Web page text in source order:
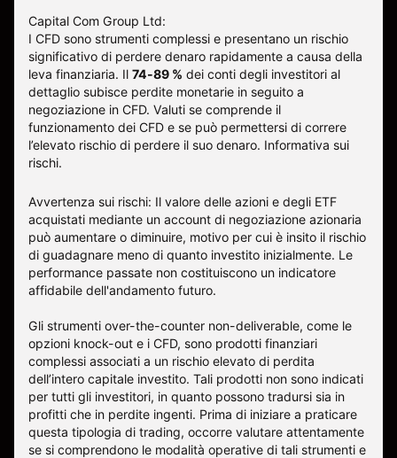
Capital Com Group Ltd:
I CFD sono strumenti complessi e presentano un rischio
significativo di perdere denaro rapidamente a causa della
leva finanziaria. Il 74-89 % dei conti degli investitori al
dettaglio subisce perdite monetarie in seguito a
negoziazione in CFD. Valuti se comprende il
funzionamento dei CFD e se può permettersi di correre
l’elevato rischio di perdere il suo denaro. Informativa sui
rischi.
Avvertenza sui rischi: Il valore delle azioni e degli ETF
acquistati mediante un account di negoziazione azionaria
può aumentare o diminuire, motivo per cui è insito il rischio
di guadagnare meno di quanto investito inizialmente. Le
performance passate non costituiscono un indicatore
affidabile dell'andamento futuro.
Gli strumenti over-the-counter non-deliverable, come le
opzioni knock-out e i CFD, sono prodotti finanziari
complessi associati a un rischio elevato di perdita
dell’intero capitale investito. Tali prodotti non sono indicati
per tutti gli investitori, in quanto possono tradursi sia in
profitti che in perdite ingenti. Prima di iniziare a praticare
questa tipologia di trading, occorre valutare attentamente
se si comprendono le modalità operative di tali strumenti e